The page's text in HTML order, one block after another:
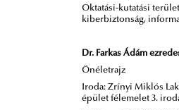
Oktatási-kutatási
kiberbiztonság,
Dr. Farkas Ádám
Önéletrajz
Iroda: Zrínyi Miklós
épület félemelet 3.